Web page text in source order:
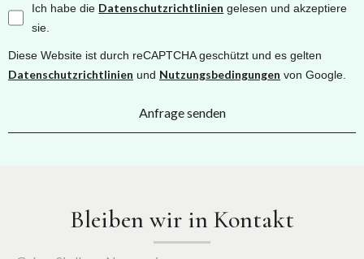
Ich habe die Datenschutzrichtlinien gelesen und akzeptiere
sie.
Diese Website ist durch reCAPTCHA geschützt und es gelten
Datenschutzrichtlinien und Nutzungsbedingungen von Google.
Anfrage senden
Bleiben wir in Kontakt